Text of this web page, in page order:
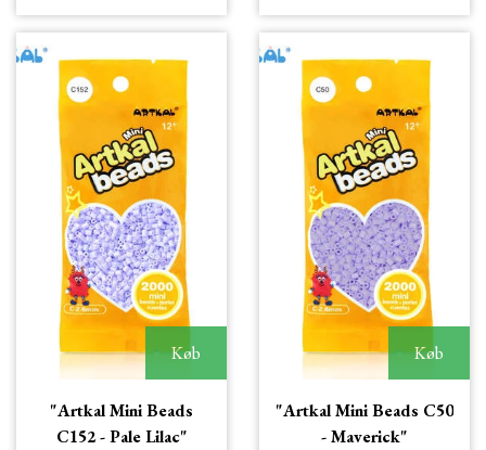
Køb
"Artkal Mini Beads
C152 - Pale Lilac"
Køb
"Artkal Mini Beads C50
- Maverick"